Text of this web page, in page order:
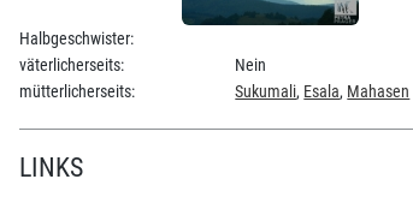
Halbgeschwister:
väterlicherseits:
Nein
mütterlicherseits:
Sukumali, Esala, Mahasen
LINKS